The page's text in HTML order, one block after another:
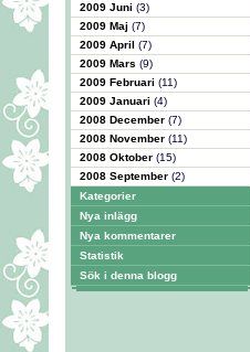
2009 Juni (3)
2009 Maj (7)
2009 April (7)
2009 Mars (9)
2009 Februari (11)
2009 Januari (4)
2008 December (7)
2008 November (11)
2008 Oktober (15)
2008 September (2)
Kategorier
Nya inlägg
Nya kommentarer
Statistik
Sök i denna blogg